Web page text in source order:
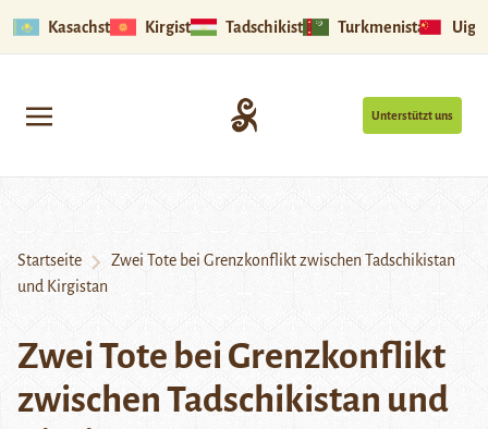
Kasachstan Kirgistan Tadschikistan Turkmenistan
Unterstützt uns
Startseite
Zwei Tote bei Grenzkonflikt zwischen Tadschikistan
und Kirgistan
Zwei Tote bei Grenzkonflikt
zwischen Tadschikistan und